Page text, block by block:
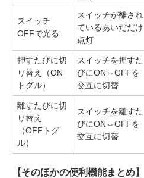
スイッチ
OFFで光る
スイッチが離され
ているあいだだけ
点灯
押すたびに切
り替え（ON
トグル）
スイッチを押すた
びにON⇔OFFを
交互に切替
離すたびに切
り替え
（OFFトグ
ル）
スイッチを離すた
びにON⇔OFFを
交互に切替
【そのほかの便利機能まとめ】